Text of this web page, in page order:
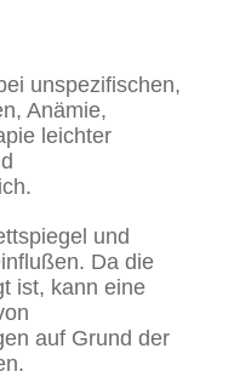
unspezifischen,
Anämie,
leichter
und
Da die
ist, kann eine
auf Grund der